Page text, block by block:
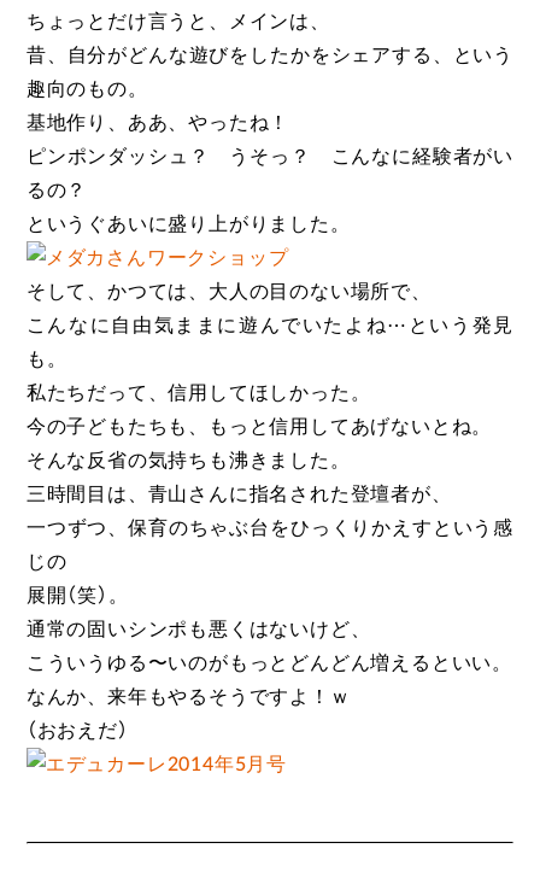
ちょっとだけ言うと、メインは、
昔、自分がどんな遊びをしたかをシェアする、という
趣向のもの。
基地作り、ああ、やったね！
ピンポンダッシュ？ うそっ？ こんなに経験者がい
るの？
というぐあいに盛り上がりました。
そして、かつては、大人の目のない場所で、
こんなに自由気ままに遊んでいたよね⋯という発見
も。
私たちだって、信用してほしかった。
今の子どもたちも、もっと信用してあげないとね。
そんな反省の気持ちも沸きました。
三時間目は、青山さんに指名された登壇者が、
一つずつ、保育のちゃぶ台をひっくりかえすという感
じの
展開（笑）。
通常の固いシンポも悪くはないけど、
こういうゆる〜いのがもっとどんどん増えるといい。
なんか、来年もやるそうですよ！ｗ
（おおえだ）